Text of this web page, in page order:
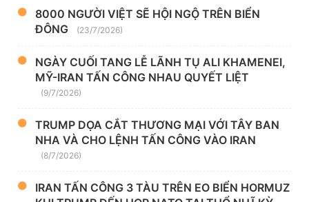
8000 NGƯỜI VIỆT SẼ HỘI NGỘ TRÊN BIỂN
ĐÔNG
(23/7/2026)
NGÀY CUỐI TANG LỄ LÃNH TỤ ALI KHAMENEI,
MỸ-IRAN TẤN CÔNG NHAU QUYẾT LIỆT
(9/7/2026)
TRUMP DỌA CẮT THƯƠNG MẠI VỚI TÂY BAN
NHA VÀ CHO LỆNH TẤN CÔNG VÀO IRAN
(8/7/2026)
IRAN TẤN CÔNG 3 TÀU TRÊN EO BIỂN HORMUZ